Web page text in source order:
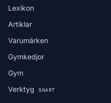
Lexikon
Artiklar
Varumärken
Gymkedjor
Gym
Verktyg
SNART